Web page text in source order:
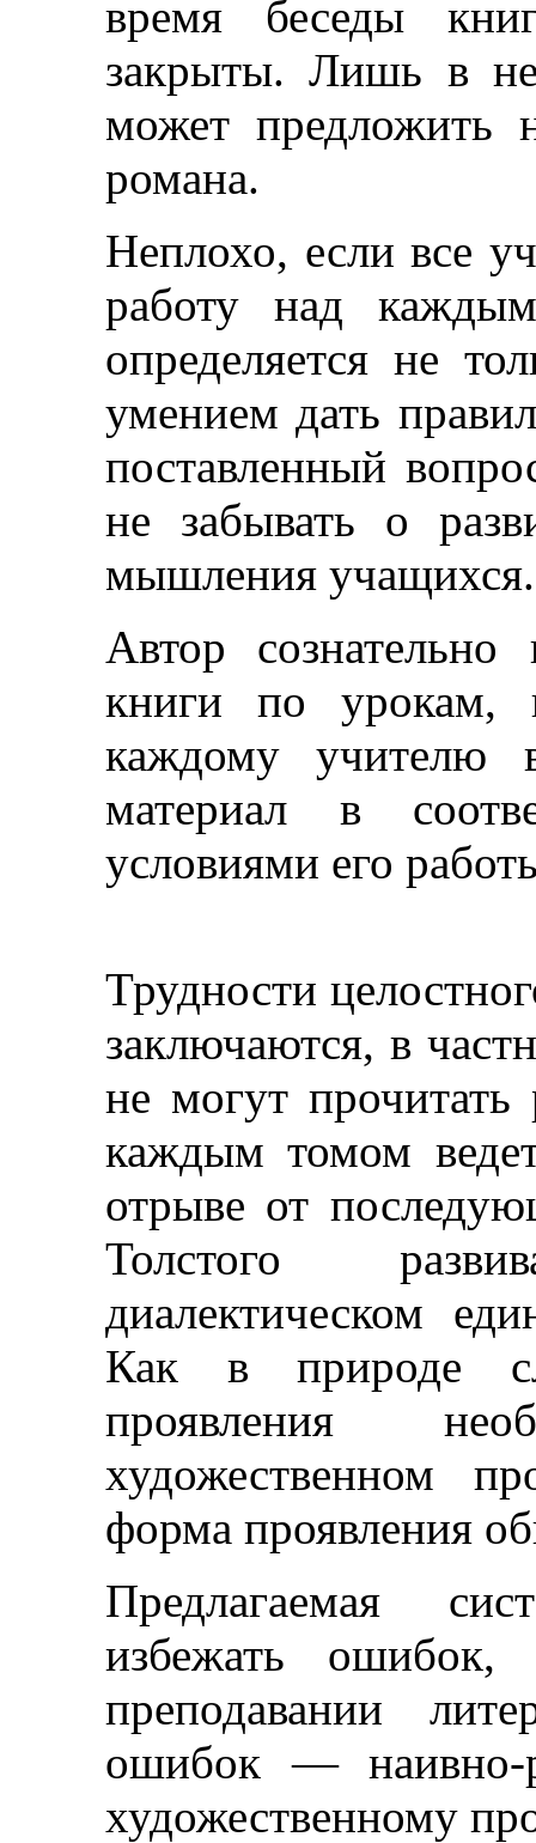
время беседы
закрыты. Лишь в
может предложить
романа.
Неплохо, если все
работу над
определяется не
умением дать
поставленный
не забывать о
мышления учащихся.
Автор сознательно
книги по урокам,
каждому учителю
материал в
условиями его
Трудности
заключаются, в
не могут
каждым томом
отрыве от
Толстого
диалектическом
Как в природе
проявления
художественном
форма проявления
Предлагаемая
избежать
преподавании
ошибок — наивно-
художественному